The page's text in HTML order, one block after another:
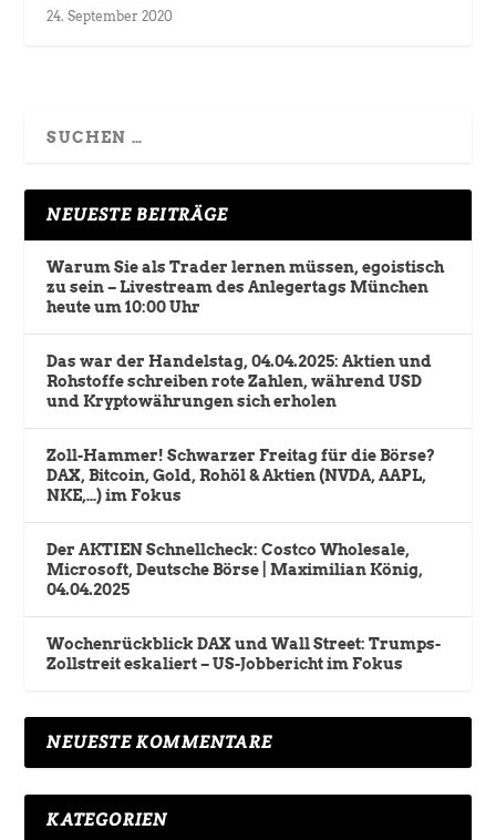
24. September 2020
NEUESTE BEITRÄGE
Warum Sie als Trader lernen müssen, egoistisch
zu sein – Livestream des Anlegertags München
heute um 10:00 Uhr
Das war der Handelstag, 04.04.2025: Aktien und
Rohstoffe schreiben rote Zahlen, während USD
und Kryptowährungen sich erholen
Zoll-Hammer! Schwarzer Freitag für die Börse?
DAX, Bitcoin, Gold, Rohöl & Aktien (NVDA, AAPL,
NKE,…) im Fokus
Der AKTIEN Schnellcheck: Costco Wholesale,
Microsoft, Deutsche Börse | Maximilian König,
04.04.2025
Wochenrückblick DAX und Wall Street: Trumps-
Zollstreit eskaliert – US-Jobbericht im Fokus
NEUESTE KOMMENTARE
KATEGORIEN